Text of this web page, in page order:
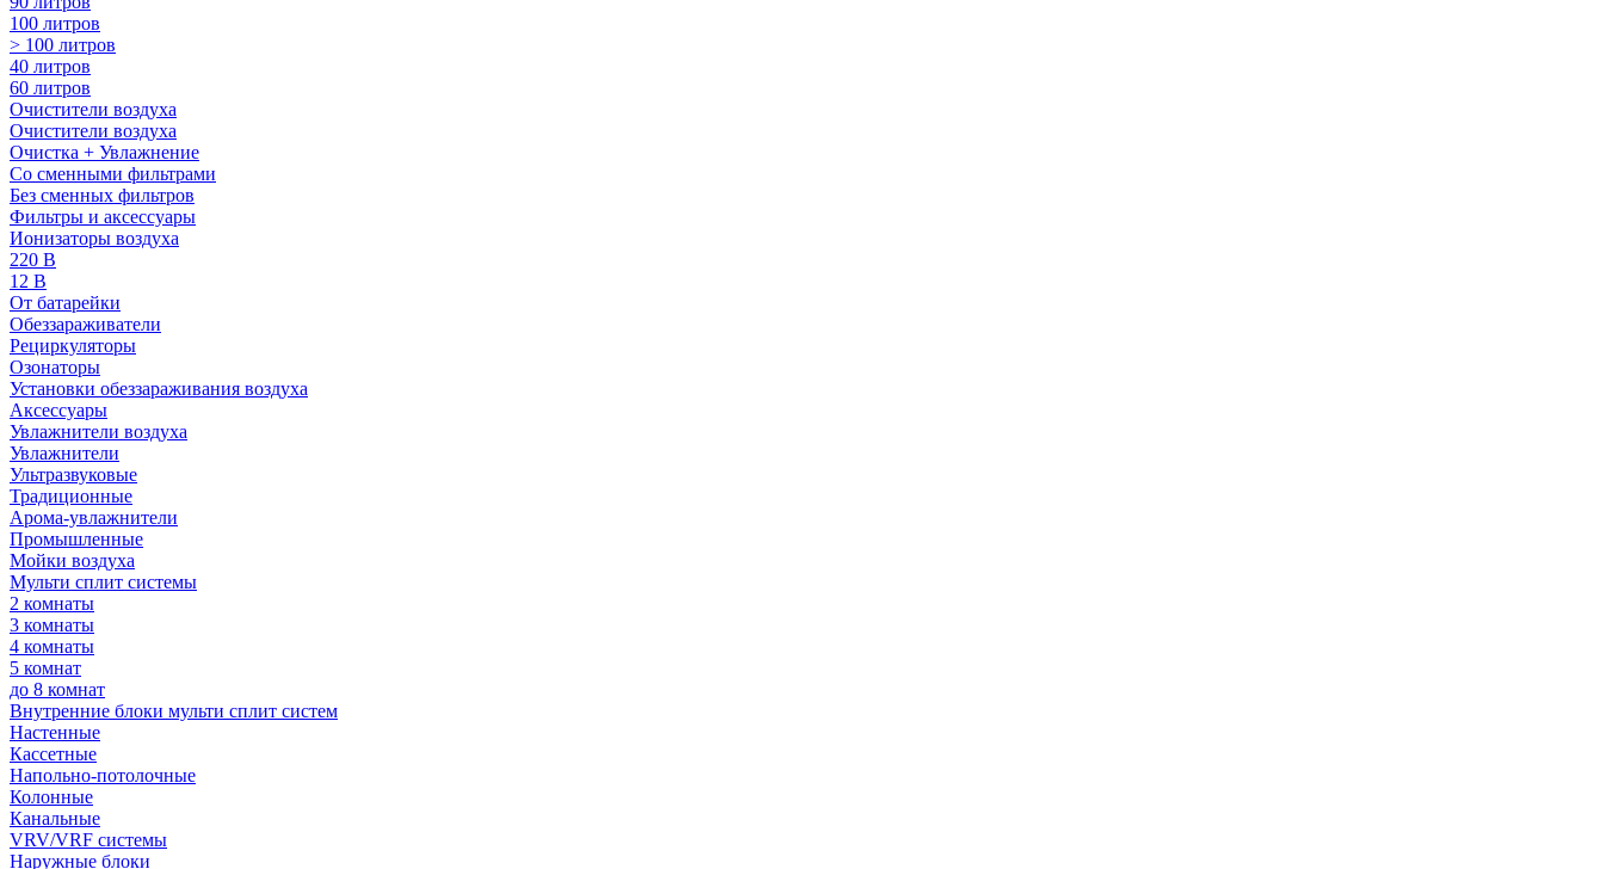
100 литров
> 100 литров
40 литров
60 литров
Очистители воздуха
Очистители воздуха
Очистка + Увлажнение
Cо сменными фильтрами
Без сменных фильтров
Фильтры и аксессуары
Ионизаторы воздуха
220 В
12 В
От батарейки
Обеззараживатели
Рециркуляторы
Озонаторы
Установки обеззараживания воздуха
Аксессуары
Увлажнители воздуха
Увлажнители
Ультразвуковые
Традиционные
Арома-увлажнители
Промышленные
Мойки воздуха
Мульти сплит системы
2 комнаты
3 комнаты
4 комнаты
5 комнат
до 8 комнат
Внутренние блоки мульти сплит систем
Настенные
Кассетные
Напольно-потолочные
Колонные
Канальные
VRV/VRF системы
Наружные блоки